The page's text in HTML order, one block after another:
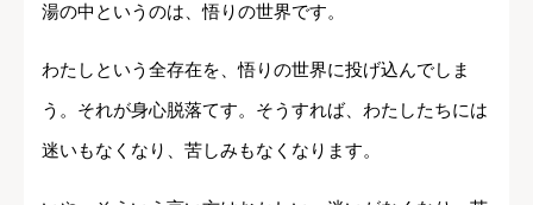
湯の中というのは、悟りの世界です。
わたしという全存在を、悟りの世界に投げ込んでしま
う。それが身心脱落てす。そうすれば、わたしたちには
迷いもなくなり、苦しみもなくなります。